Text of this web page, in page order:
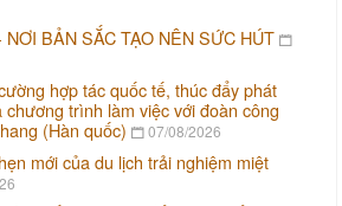
NƠI BẢN SẮC TẠO NÊN SỨC HÚT
hợp tác quốc tế, thúc đẩy phát
chương trình làm việc với đoàn công
(Hàn quốc)
07/08/2026
mới của du lịch trải nghiệm miệt